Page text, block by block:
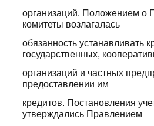
организаций. Положением о
комитеты возлагалась
обязанность устанавливать
государственных,
организаций и частных
предоставлении им
кредитов. Постановления
утверждались Правлением